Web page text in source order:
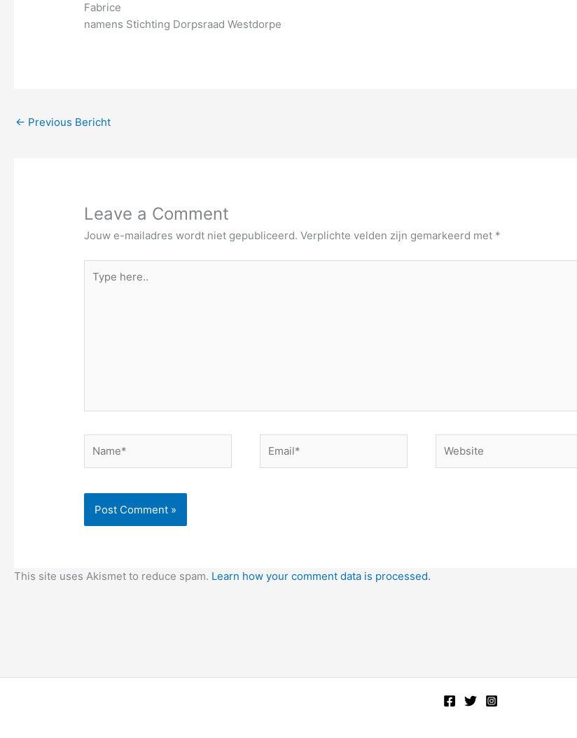
Fabrice
namens Stichting Dorpsraad Westdorpe
← Previous Bericht
Leave a Comment
Jouw e-mailadres wordt niet gepubliceerd. Verplichte velden zijn gemarkeerd met *
here..
This site uses Akismet to reduce spam. Learn how your comment data is processed.